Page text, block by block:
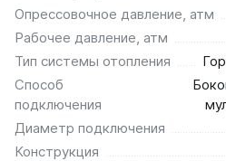
Опрессовочное давление, атм
Рабочее давление, атм
Тип системы отопления
Способ
подключения
Диаметр подключения
Конструкция